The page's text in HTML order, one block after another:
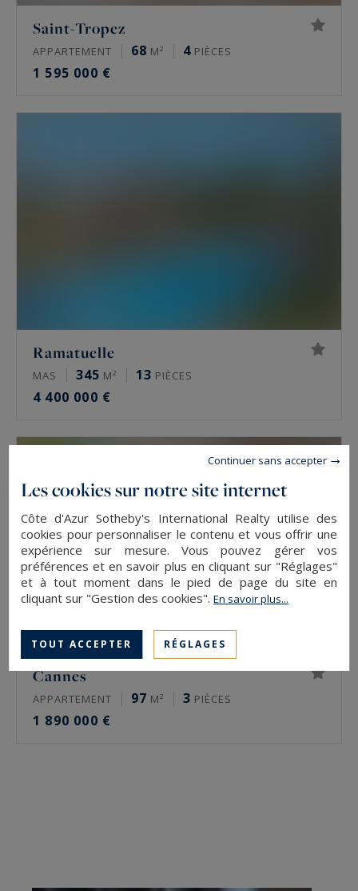
Saint-Tropez
APPARTEMENT 68 M² 4 PIÈCES
1 595 000 €
Ramatuelle
MAS 345 M² 13 PIÈCES
4 400 000 €
Cannes
APPARTEMENT 97 M² 3 PIÈCES
1 890 000 €
Les cookies sur notre site internet
Côte d'Azur Sotheby's International Realty utilise des
cookies pour personnaliser le contenu et vous offrir une
expérience sur mesure. Vous pouvez gérer vos
préférences et en savoir plus en cliquant sur "Réglages"
et à tout moment dans le pied de page du site en
cliquant sur "Gestion des cookies".En savoir plus...
TOUT ACCEPTER RÉGLAGES
Continuer sans accepter